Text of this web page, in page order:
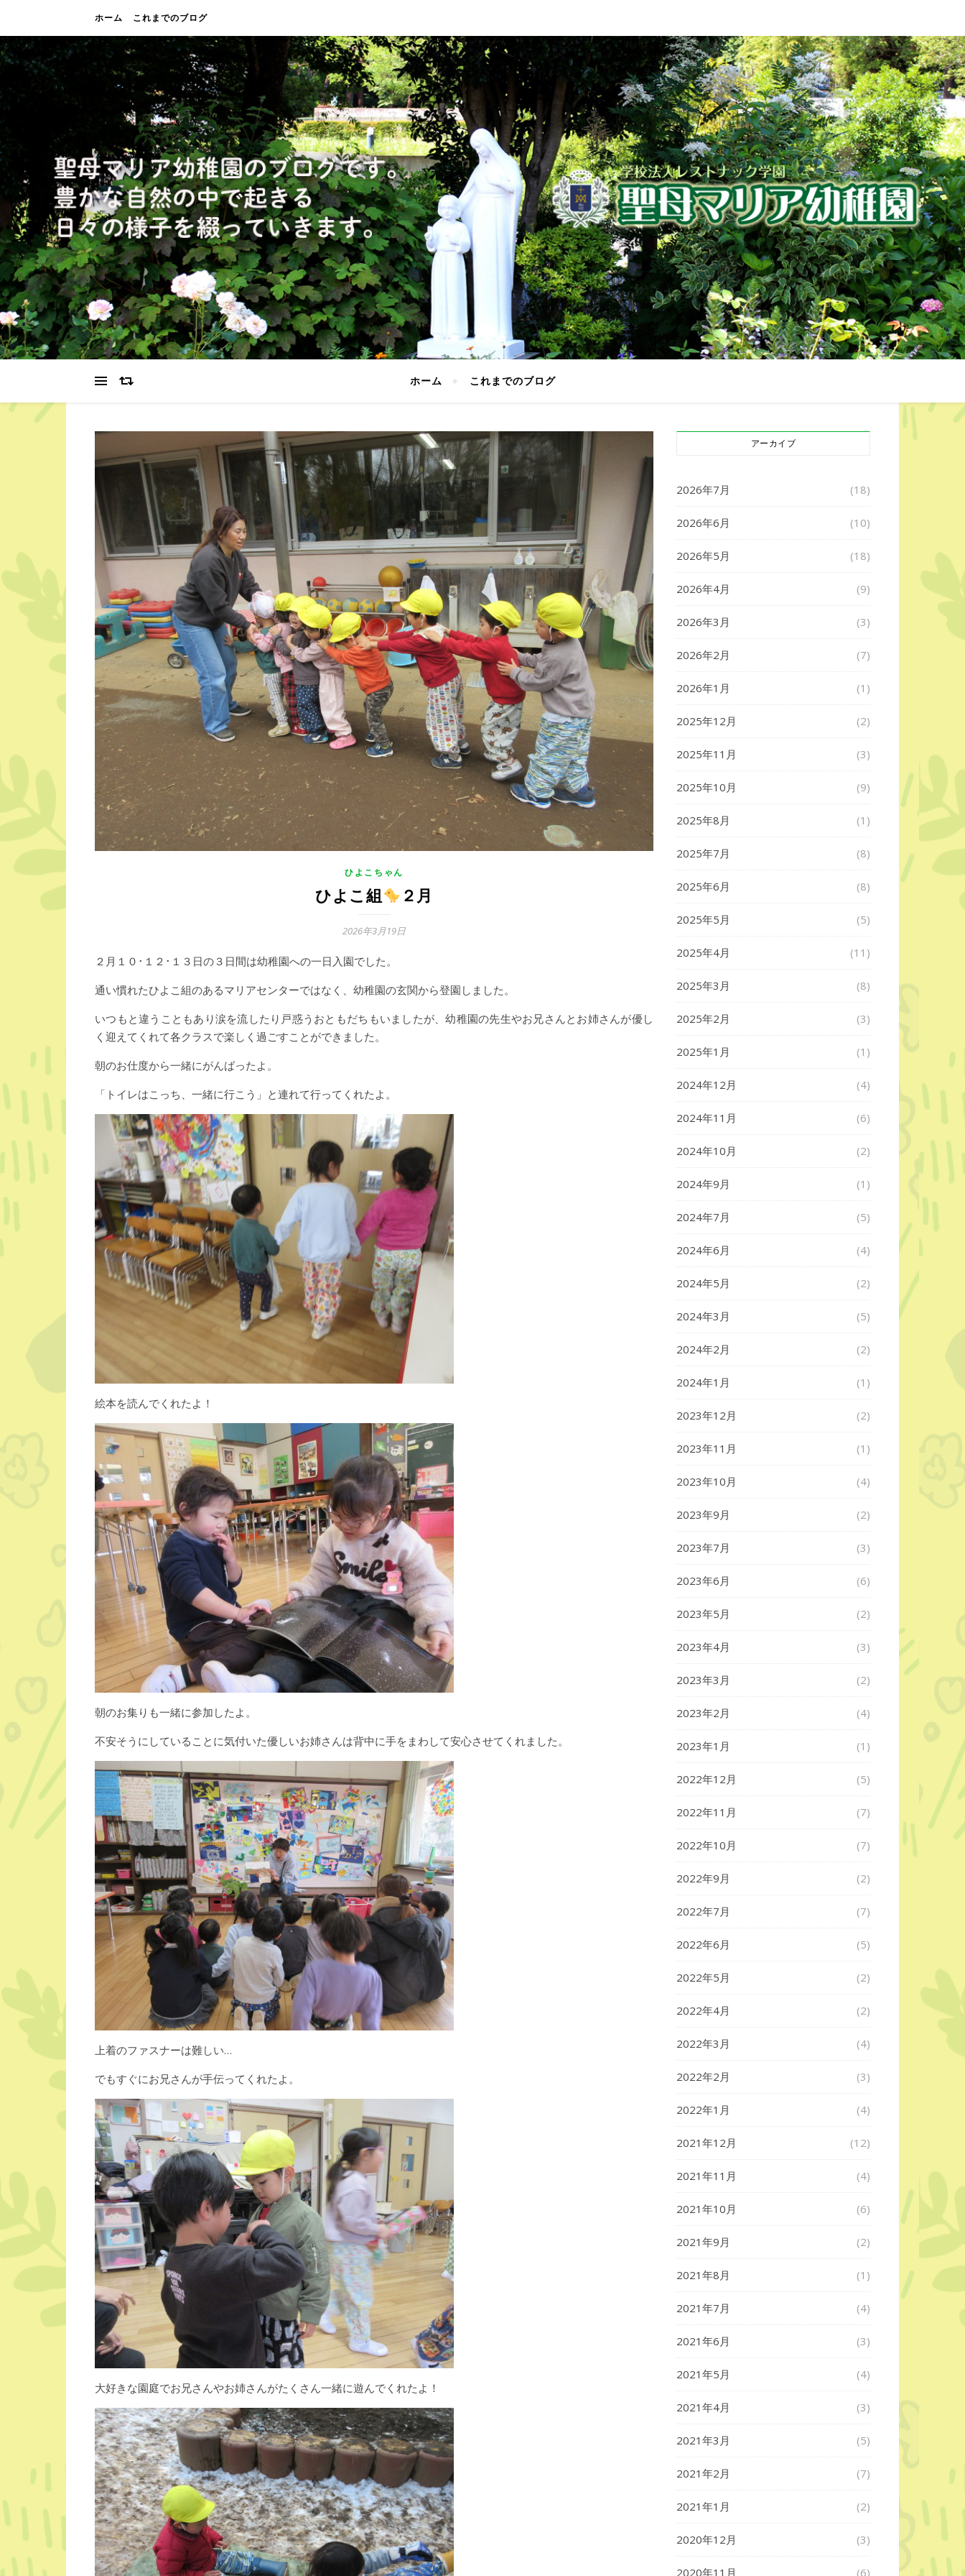
ホーム これまでのブログ
ホーム これまでのブログ
ひよこちゃん
ひよこ組 ２月
2026年3月19日
２月１０･１２･１３日の３日間は幼稚園への一日入園でした。
通い慣れたひよこ組のあるマリアセンターではなく、幼稚園の玄関から登園しました。
いつもと違うこともあり涙を流したり戸惑うおともだちもいましたが、幼稚園の先生やお兄さんとお姉さんが優し
く迎えてくれて各クラスで楽しく過ごすことができました。
朝のお仕度から一緒にがんばったよ。
「トイレはこっち、一緒に行こう」と連れて行ってくれたよ。
絵本を読んでくれたよ！
朝のお集りも一緒に参加したよ。
不安そうにしていることに気付いた優しいお姉さんは背中に手をまわして安心させてくれました。
上着のファスナーは難しい…
でもすぐにお兄さんが手伝ってくれたよ。
大好きな園庭でお兄さんやお姉さんがたくさん一緒に遊んでくれたよ！
アーカイブ
2026年7月 (18)
2026年6月 (10)
2026年5月 (18)
2026年4月 (9)
2026年3月 (3)
2026年2月 (7)
2026年1月 (1)
2025年12月 (2)
2025年11月 (3)
2025年10月 (9)
2025年8月 (1)
2025年7月 (8)
2025年6月 (8)
2025年5月 (5)
2025年4月 (11)
2025年3月 (8)
2025年2月 (3)
2025年1月 (1)
2024年12月 (4)
2024年11月 (6)
2024年10月 (2)
2024年9月 (1)
2024年7月 (5)
2024年6月 (4)
2024年5月 (2)
2024年3月 (5)
2024年2月 (2)
2024年1月 (1)
2023年12月 (2)
2023年11月 (1)
2023年10月 (4)
2023年9月 (2)
2023年7月 (3)
2023年6月 (6)
2023年5月 (2)
2023年4月 (3)
2023年3月 (2)
2023年2月 (4)
2023年1月 (1)
2022年12月 (5)
2022年11月 (7)
2022年10月 (7)
2022年9月 (2)
2022年7月 (7)
2022年6月 (5)
2022年5月 (2)
2022年4月 (2)
2022年3月 (4)
2022年2月 (3)
2022年1月 (4)
2021年12月 (12)
2021年11月 (4)
2021年10月 (6)
2021年9月 (2)
2021年8月 (1)
2021年7月 (4)
2021年6月 (3)
2021年5月 (4)
2021年4月 (3)
2021年3月 (5)
2021年2月 (7)
2021年1月 (2)
2020年12月 (3)
2020年11月 (6)